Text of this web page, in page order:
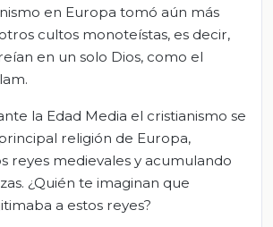
en Europa tomó aún más
cultos monoteístas, es decir,
en un solo Dios, como el
la Edad Media el cristianismo se
religión de Europa,
reyes medievales y acumulando
¿Quién te imaginan que
a estos reyes?